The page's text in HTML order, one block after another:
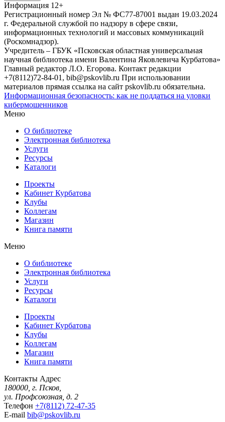
Информация 12+
Регистрационный номер Эл № ФС77-87001 выдан 19.03.2024
г. Федеральной службой по надзору в сфере связи,
информационных технологий и массовых коммуникаций
(Роскомнадзор).
Учредитель – ГБУК «Псковская областная универсальная
научная библиотека имени Валентина Яковлевича Курбатова»
Главный редактор Л.О. Егорова. Контакт редакции
+7(8112)72-84-01, bib@pskovlib.ru При использовании
материалов прямая ссылка на сайт pskovlib.ru обязательна.
Информационная безопасность: как не поддаться на уловки
кибермошенников
Меню
О библиотеке
Электронная библиотека
Услуги
Ресурсы
Каталоги
Проекты
Кабинет Курбатова
Клубы
Коллегам
Магазин
Книга памяти
Меню
О библиотеке
Электронная библиотека
Услуги
Ресурсы
Каталоги
Проекты
Кабинет Курбатова
Клубы
Коллегам
Магазин
Книга памяти
Контакты Адрес
180000, г. Псков,
ул. Профсоюзная, д. 2
Телефон +7(8112) 72-47-35
E-mail bib@pskovlib.ru